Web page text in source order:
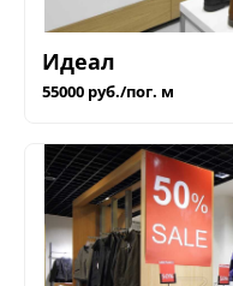
Идеал
55000 руб./пог. м